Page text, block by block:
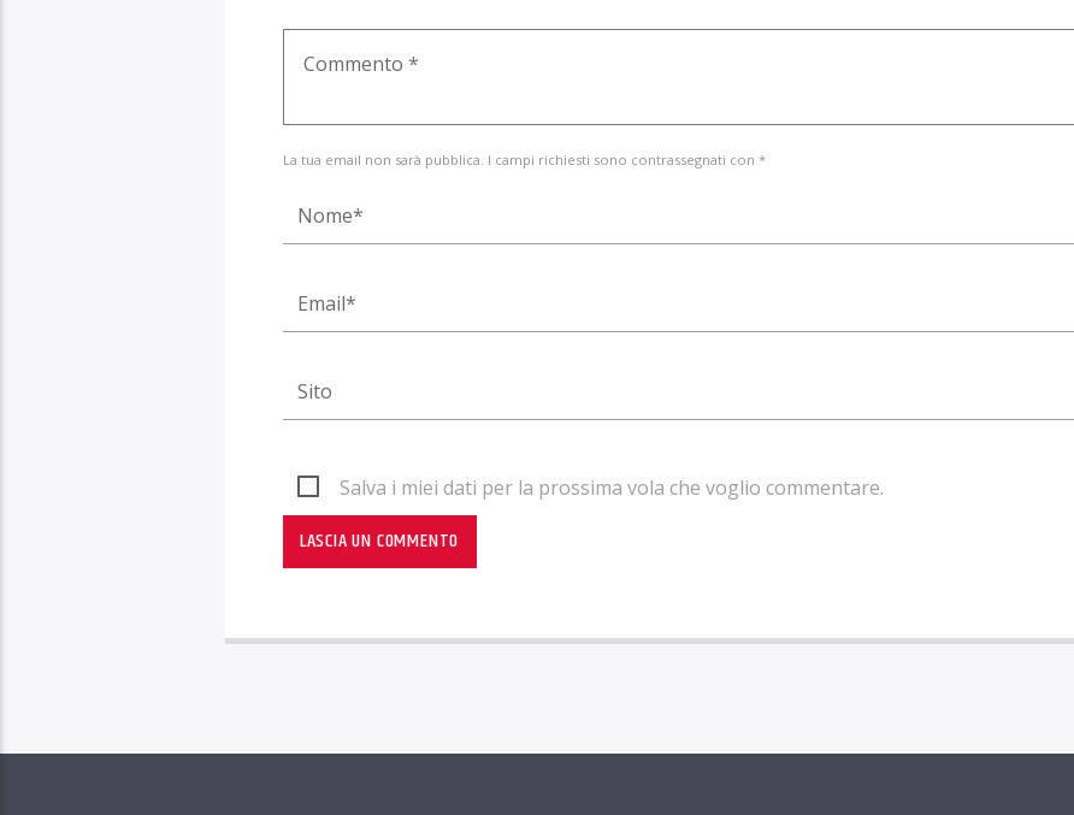
La tua email non sarà pubblica. I campi richiesti sono contrassegnati con *
Salva i miei dati per la prossima vola che voglio commentare.